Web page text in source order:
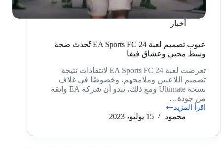
أخبار
عيوب تصميم لعبة EA Sports FC 24 تُحدث ضجة
وسط محبي وعشاق فيفا
تعرضت لعبة EA Sports FC 24 لانتقادات نتيجة
تصميم اللاعبين وملامحهم، وخصوصًا في غلاف
نسخة Ultimate ومع ذلك، يبدو أن شركة EA واثقة
من جودة…
اقرأ المزيد
عيوب
EA
محمود 15 يوليو، 2023